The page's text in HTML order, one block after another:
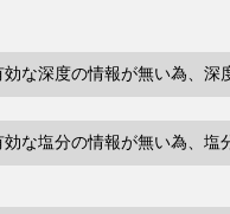
な深度の情報が無い為、深
な塩分の情報が無い為、塩